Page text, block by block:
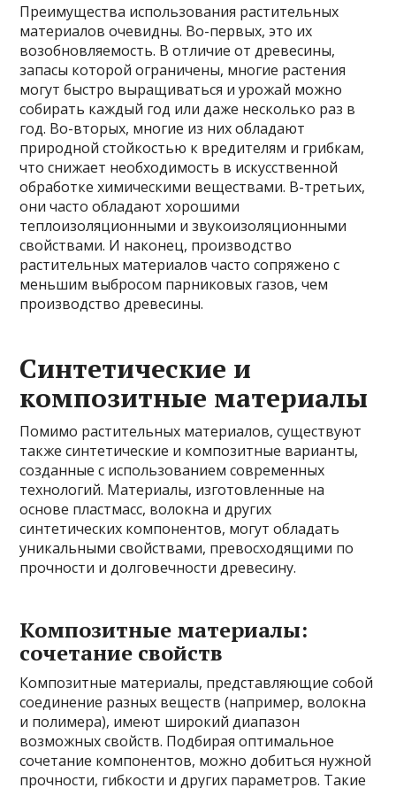
Преимущества использования растительных
материалов очевидны. Во-первых, это их
возобновляемость. В отличие от древесины,
запасы которой ограничены, многие растения
могут быстро выращиваться и урожай можно
собирать каждый год или даже несколько раз в
год. Во-вторых, многие из них обладают
природной стойкостью к вредителям и грибкам,
что снижает необходимость в искусственной
обработке химическими веществами. В-третьих,
они часто обладают хорошими
теплоизоляционными и звукоизоляционными
свойствами. И наконец, производство
растительных материалов часто сопряжено с
меньшим выбросом парниковых газов, чем
производство древесины.
Синтетические и
композитные материалы
Помимо растительных материалов, существуют
также синтетические и композитные варианты,
созданные с использованием современных
технологий. Материалы, изготовленные на
основе пластмасс, волокна и других
синтетических компонентов, могут обладать
уникальными свойствами, превосходящими по
прочности и долговечности древесину.
Композитные материалы:
сочетание свойств
Композитные материалы, представляющие собой
соединение разных веществ (например, волокна
и полимера), имеют широкий диапазон
возможных свойств. Подбирая оптимальное
сочетание компонентов, можно добиться нужной
прочности, гибкости и других параметров. Такие